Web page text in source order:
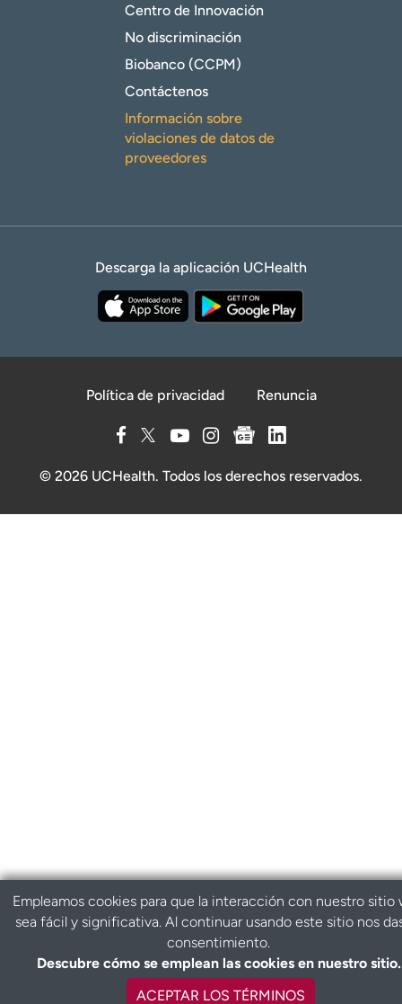
Centro de Innovación
No discriminación
Biobanco (CCPM)
Contáctenos
Información sobre
violaciones de datos de
proveedores
Descarga la aplicación UCHealth
Política de privacidad Renuncia
© 2026 UCHealth. Todos los derechos reservados.
Empleamos cookies para que la interacción con nuestro sitio
sea fácil y significativa. Al continuar usando este sitio nos
consentimiento.
Descubre cómo se emplean las cookies en nuestro sitio.
ACEPTAR LOS TÉRMINOS